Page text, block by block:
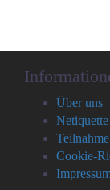
Über uns
Cookie-